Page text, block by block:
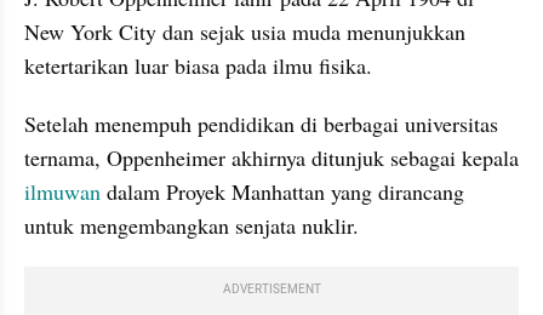
New York City dan sejak usia muda menunjukkan
ketertarikan luar biasa pada ilmu fisika.
Setelah menempuh pendidikan di berbagai universitas
ilmuwan dalam Proyek Manhattan yang dirancang
untuk mengembangkan senjata nuklir.
ADVERTISEMENT